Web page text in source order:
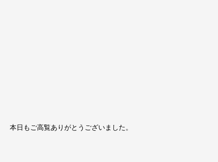
本日もご高覧ありがとうございました。